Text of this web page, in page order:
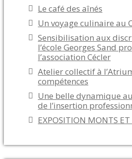
Le café des aînés
Un voyage culinaire au
Sensibilisation aux
l’école Georges Sand
l’association Cécler
Atelier collectif à
compétences
Une belle dynamique
de l’insertion
EXPOSITION MONTS ET